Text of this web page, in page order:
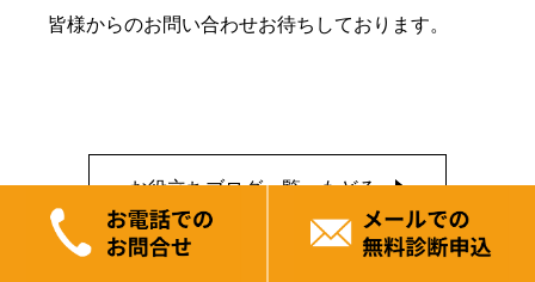
皆様からのお問い合わせお待ちしております。
お役立ちブログ一覧へもどる